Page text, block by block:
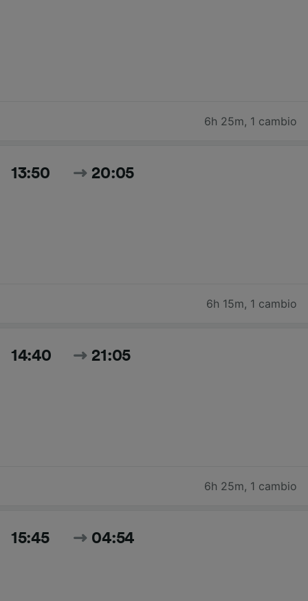
6h 25m, 1 cambio
13:50 20:05
6h 15m, 1 cambio
14:40 21:05
6h 25m, 1 cambio
15:45 04:54